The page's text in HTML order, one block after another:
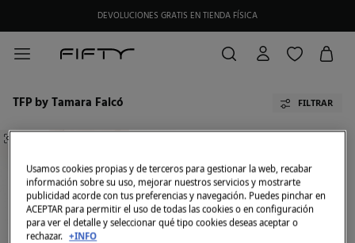
DEVOLUCIONES GRATIS EN TIENDA FÍSICA
TFP by Tamara Falcó FILTRAR
Usamos cookies propias y de terceros para gestionar la web, recabar
información sobre su uso, mejorar nuestros servicios y mostrarte
publicidad acorde con tus preferencias y navegación. Puedes pinchar en
ACEPTAR para permitir el uso de todas las cookies o en configuración
para ver el detalle y seleccionar qué tipo cookies deseas aceptar o
rechazar. +INFO